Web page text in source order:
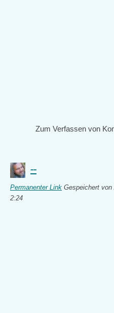
Zum Verfassen von
--
Permanenter Link Gespeichert von
2:24